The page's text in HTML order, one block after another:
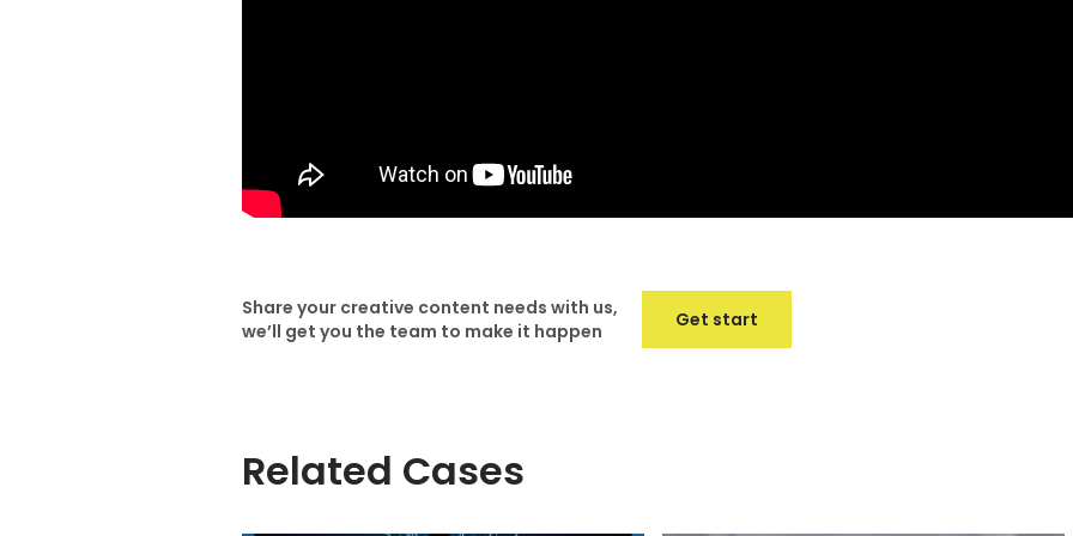
Share your creative content needs with us,
we’ll get you the team to make it happen
Get start
Related Cases